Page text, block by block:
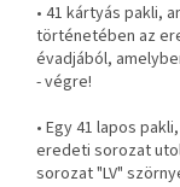
• 41 kártyás pakli,
történetében az
évadjából,
- végre!
• Egy 41 lapos
eredeti sorozat
sorozat "LV"